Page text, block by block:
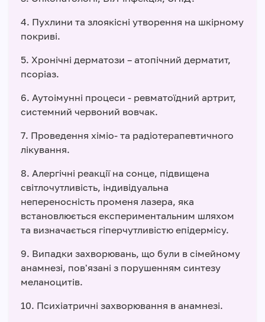
4. Пухлини та злоякісні утворення на шкірному
покриві.
5. Хронічні дерматози – атопічний дерматит,
псоріаз.
6. Аутоімунні процеси - ревматоїдний артрит,
системний червоний вовчак.
7. Проведення хіміо- та радіотерапевтичного
лікування.
8. Алергічні реакції на сонце, підвищена
світлочутливість, індивідуальна
непереносність променя лазера, яка
встановлюється експериментальним шляхом
та визначається гіперчутливістю епідермісу.
9. Випадки захворювань, що були в сімейному
анамнезі, пов'язані з порушенням синтезу
меланоцитів.
10. Психіатричні захворювання в анамнезі.